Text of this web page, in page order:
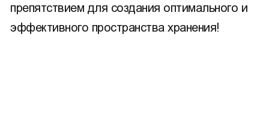
препятствием для создания оптимального и
эффективного пространства хранения!